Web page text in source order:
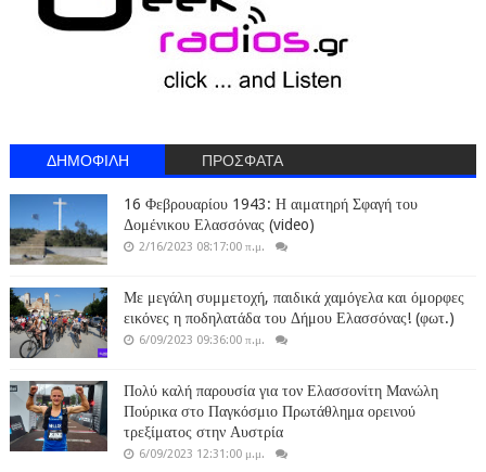
ΔΗΜΟΦΙΛΗ ΠΡΟΣΦΑΤΑ
16 Φεβρουαρίου 1943: Η αιματηρή Σφαγή του
Δομένικου Ελασσόνας (video)
2/16/2023 08:17:00 π.μ.
Με μεγάλη συμμετοχή, παιδικά χαμόγελα και όμορφες
εικόνες η ποδηλατάδα του Δήμου Ελασσόνας! (φωτ.)
6/09/2023 09:36:00 π.μ.
Πολύ καλή παρουσία για τον Ελασσονίτη Μανώλη
Πούρικα στο Παγκόσμιο Πρωτάθλημα ορεινού
τρεξίματος στην Αυστρία
6/09/2023 12:31:00 μ.μ.